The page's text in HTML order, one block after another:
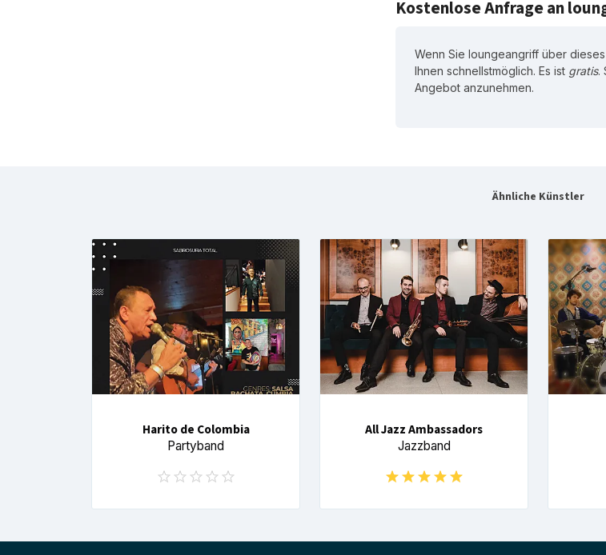
Kostenlose Anfrage an
Wenn Sie loungeangriff über
Ihnen schnellstmöglich. Es ist gratis.
Angebot anzunehmen.
Ähnliche Künstler
Harito de Colombia
Partyband
All Jazz Ambassadors
Jazzband